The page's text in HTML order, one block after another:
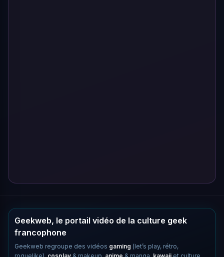
Geekweb, le portail vidéo de la culture geek
francophone
Geekweb regroupe des vidéos gaming (let’s play, rétro,